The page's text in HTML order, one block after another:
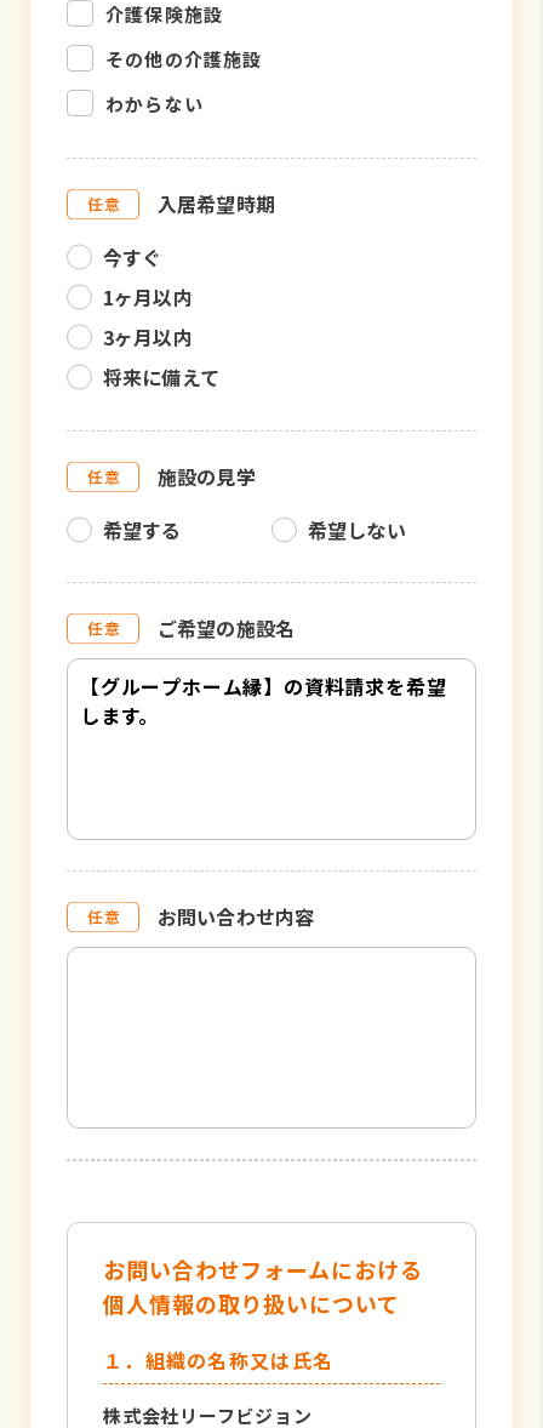
介護保険施設
その他の介護施設
わからない
入居希望時期
今すぐ
1ヶ月以内
3ヶ月以内
将来に備えて
施設の見学
希望する
希望しない
ご希望の施設名
お問い合わせ内容
お問い合わせフォームにおける
個人情報の取り扱いについて
１．組織の名称又は氏名
株式会社リーフビジョン